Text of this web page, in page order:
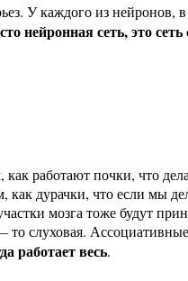
У каждого из нейронов,
нейронная сеть, это сеть
работают почки, что
дурачки, что если мы
мозга тоже будут
то слуховая.
работает весь.